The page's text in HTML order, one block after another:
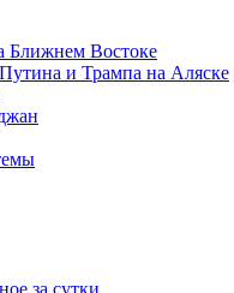
Ближнем Востоке
и Трампа на Аляске
за сутки